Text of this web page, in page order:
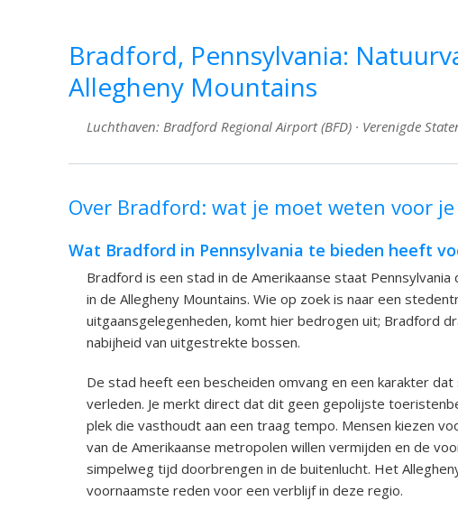
Bradford, Pennsylvania:
Allegheny Mountains
Luchthaven: Bradford Regional Airport (BFD) · Verenigde
Over Bradford: wat je moet weten voor
Wat Bradford in Pennsylvania te bieden heeft
Bradford is een stad in de Amerikaanse staat
in de Allegheny Mountains. Wie op zoek is naar een
uitgaansgelegenheden, komt hier bedrogen uit; Bradford
nabijheid van uitgestrekte bossen.
De stad heeft een bescheiden omvang en een karakter
verleden. Je merkt direct dat dit geen gepolijste
plek die vasthoudt aan een traag tempo. Mensen kiezen
van de Amerikaanse metropolen willen vermijden en de
simpelweg tijd doorbrengen in de buitenlucht. Het
voornaamste reden voor een verblijf in deze regio.